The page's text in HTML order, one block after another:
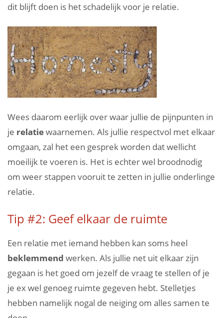
dit blijft doen is het schadelijk voor je relatie.
Wees daarom eerlijk over waar jullie de pijnpunten in
je relatiewaarnemen. Als jullie respectvol met elkaar
omgaan, zal het een gesprek worden dat wellicht
moeilijk te voeren is. Het is echter wel broodnodig
om weer stappen vooruit te zetten in jullie onderlinge
relatie.
Tip #2: Geef elkaar de ruimte
Een relatie met iemand hebben kan soms heel
beklemmend werken. Als jullie net uit elkaar zijn
gegaan is het goed om jezelf de vraag te stellen of je
je ex wel genoeg ruimte gegeven hebt. Stelletjes
hebben namelijk nogal de neiging om alles samen te